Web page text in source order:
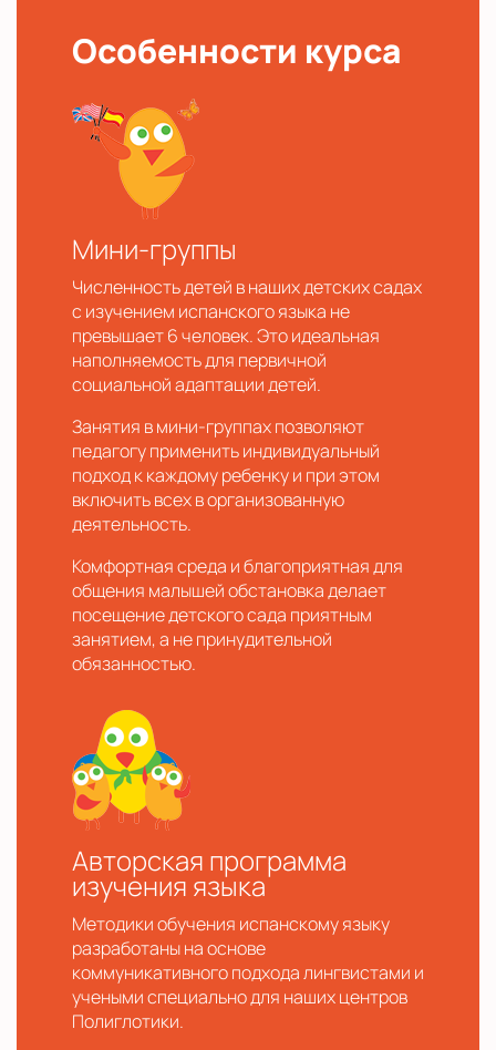
Особенности курса
Мини-группы
Численность детей в наших детских садах
с изучением испанского языка не
превышает 6 человек. Это идеальная
наполняемость для первичной
социальной адаптации детей.
Занятия в мини-группах позволяют
педагогу применить индивидуальный
подход к каждому ребенку и при этом
включить всех в организованную
деятельность.
Комфортная среда и благоприятная для
общения малышей обстановка делает
посещение детского сада приятным
занятием, а не принудительной
обязанностью.
Авторская программа
изучения языка
Методики обучения испанскому языку
разработаны на основе
коммуникативного подхода лингвистами и
учеными специально для наших центров
Полиглотики.